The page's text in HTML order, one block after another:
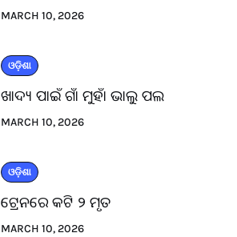
MARCH 10, 2026
ଓଡ଼ିଶା
ଖାଦ୍ୟ ପାଇଁ ଗାଁ ମୁହାଁ ଭାଲୁ ପଲ
MARCH 10, 2026
ଓଡ଼ିଶା
ଟ୍ରେନରେ କଟି ୨ ମୃତ
MARCH 10, 2026